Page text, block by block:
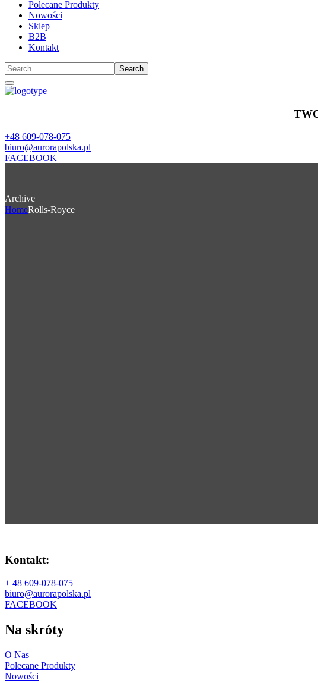
Polecane Produkty
Nowości
Sklep
B2B
Kontakt
+48 609-078-075
biuro@aurorapolska.pl
FACEBOOK
Archive
HomeRolls-Royce
Kontakt:
+ 48 609-078-075
biuro@aurorapolska.pl
FACEBOOK
Na skróty
O Nas
Polecane Produkty
Nowości